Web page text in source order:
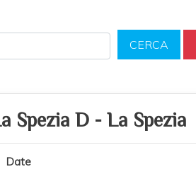
CERCA
Spezia D - La Spezia
Date